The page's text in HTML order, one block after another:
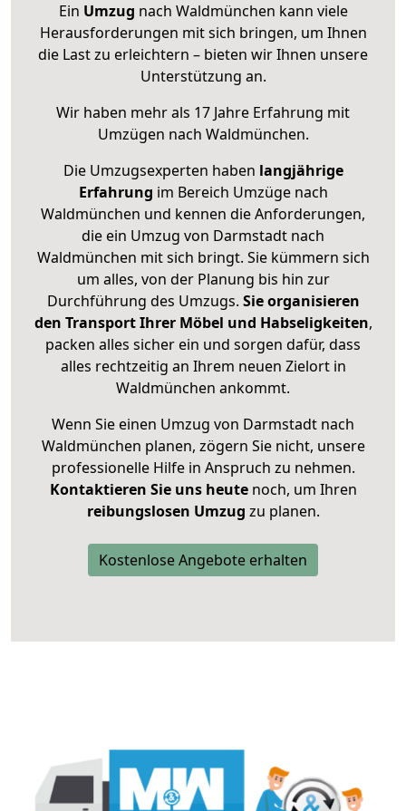
Ein Umzug nach Waldmünchen kann viele
Herausforderungen mit sich bringen, um Ihnen
die Last zu erleichtern – bieten wir Ihnen unsere
Unterstützung an.
Wir haben mehr als 17 Jahre Erfahrung mit
Umzügen nach Waldmünchen.
Die Umzugsexperten haben langjährige
Erfahrung im Bereich Umzüge nach
Waldmünchen und kennen die Anforderungen,
die ein Umzug von Darmstadt nach
Waldmünchen mit sich bringt. Sie kümmern sich
um alles, von der Planung bis hin zur
Durchführung des Umzugs. Sie organisieren
den Transport Ihrer Möbel und Habseligkeiten,
packen alles sicher ein und sorgen dafür, dass
alles rechtzeitig an Ihrem neuen Zielort in
Waldmünchen ankommt.
Wenn Sie einen Umzug von Darmstadt nach
Waldmünchen planen, zögern Sie nicht, unsere
professionelle Hilfe in Anspruch zu nehmen.
Kontaktieren Sie uns heutenoch, um Ihren
reibungslosen Umzug zu planen.
Kostenlose Angebote erhalten